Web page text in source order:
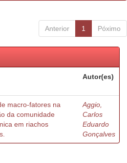
Anterior 1 Póximo
Autor(es)
macro-fatores na
da comunidade
em riachos
Aggio,
Carlos
Eduardo
Gonçalves